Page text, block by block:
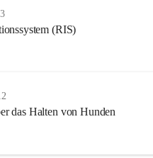
(RIS)
das Halten von Hunden